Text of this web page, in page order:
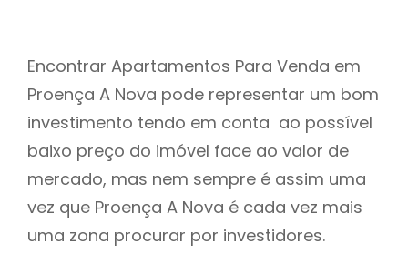
Encontrar Apartamentos Para Venda em
Proença A Nova pode representar um bom
investimento tendo em conta ao possível
baixo preço do imóvel face ao valor de
mercado, mas nem sempre é assim uma
vez que Proença A Nova é cada vez mais
uma zona procurar por investidores.